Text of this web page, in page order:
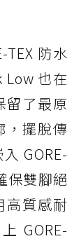
TEX 防水
也在
留了最原
，擺脫傳
GORE-
保雙腳絕
高質感耐
GORE-